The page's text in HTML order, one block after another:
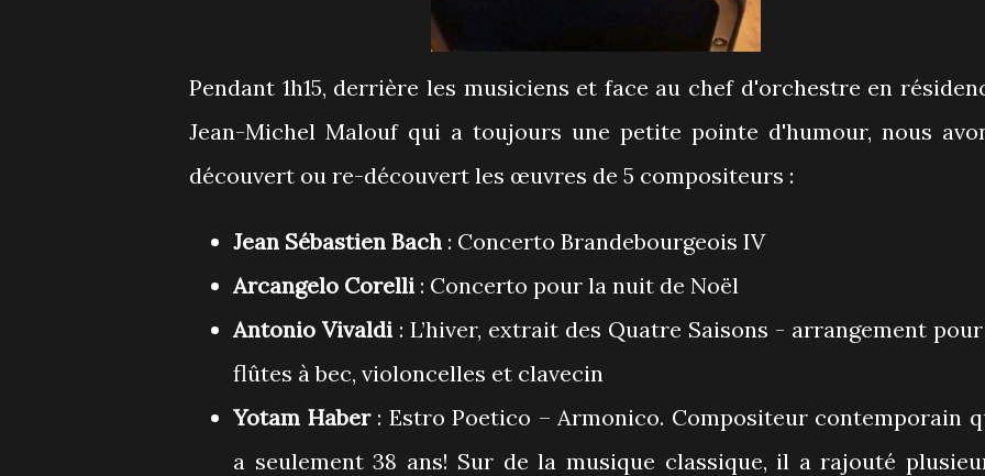
Pendant 1h15, derrière les musiciens et face au chef d'orchestre en
Jean-Michel Malouf qui a toujours une petite pointe d'humour, nous
découvert ou re-découvert les œuvres de 5 compositeurs :
Jean Sébastien Bach : Concerto Brandebourgeois IV
Arcangelo Corelli : Concerto pour la nuit de Noël
Antonio Vivaldi : L’hiver, extrait des Quatre Saisons - arrangement
flûtes à bec, violoncelles et clavecin
Yotam Haber: Estro Poetico – Armonico. Compositeur contemporain
a seulement 38 ans! Sur de la musique classique, il a rajouté